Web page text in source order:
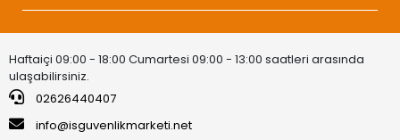
Haftaiçi 09:00 - 18:00 Cumartesi 09:00 - 13:00 saatleri arasında
ulaşabilirsiniz.
02626440407
info@isguvenlikmarketi.net